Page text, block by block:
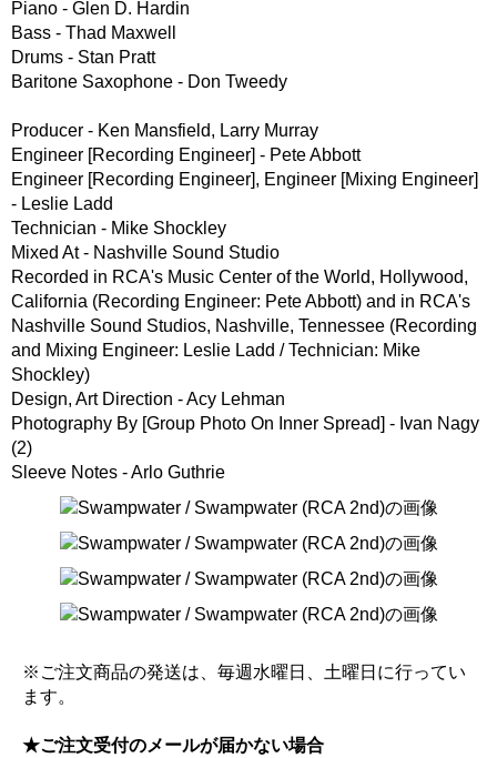
Piano - Glen D. Hardin
Bass - Thad Maxwell
Drums - Stan Pratt
Baritone Saxophone - Don Tweedy
Producer - Ken Mansfield, Larry Murray
Engineer [Recording Engineer] - Pete Abbott
Engineer [Recording Engineer], Engineer [Mixing Engineer]
- Leslie Ladd
Technician - Mike Shockley
Mixed At - Nashville Sound Studio
Recorded in RCA's Music Center of the World, Hollywood,
California (Recording Engineer: Pete Abbott) and in RCA's
Nashville Sound Studios, Nashville, Tennessee (Recording
and Mixing Engineer: Leslie Ladd / Technician: Mike
Shockley)
Design, Art Direction - Acy Lehman
Photography By [Group Photo On Inner Spread] - Ivan Nagy
(2)
Sleeve Notes - Arlo Guthrie
※ご注文商品の発送は、毎週水曜日、土曜日に行ってい
ます。
★ご注文受付のメールが届かない場合